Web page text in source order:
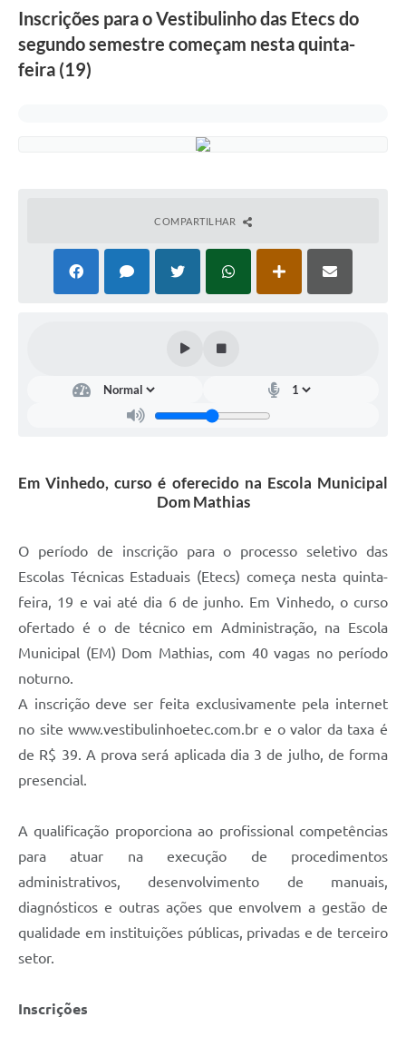
Concursos e Processos Seletivos
Inclusão e Acessibilidade
Defesa Civil
Listagem dos CEPs de Vinhedo
Contratos
Associação dos Servidores Públicos Municipais de
Vinhedo
Audiências Públicas
Carta de Serviços
Arquivos para Download
Galeria de Vídeos
Legislação
Serviços Online
Inscrições para o Vestibulinho das Etecs do
segundo semestre começam nesta quinta-
feira (19)
COMPARTILHAR
Em Vinhedo, curso é oferecido na Escola Municipal
Dom Mathias
O período de inscrição para o processo seletivo das
Escolas Técnicas Estaduais (Etecs) começa nesta quinta-
feira, 19 e vai até dia 6 de junho. Em Vinhedo, o curso
ofertado é o de técnico em Administração, na Escola
Municipal (EM) Dom Mathias, com 40 vagas no período
noturno.
A inscrição deve ser feita exclusivamente pela internet
no site www.vestibulinhoetec.com.br e o valor da taxa é
de R$ 39. A prova será aplicada dia 3 de julho, de forma
presencial.
A qualificação proporciona ao profissional competências
para atuar na execução de procedimentos
administrativos, desenvolvimento de manuais,
diagnósticos e outras ações que envolvem a gestão de
qualidade em instituições públicas, privadas e de terceiro
setor.
Inscrições